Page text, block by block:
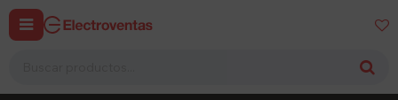
 